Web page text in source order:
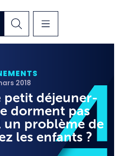
2018
petit déjeuner-
dorment pas
un problème de
les enfants ?